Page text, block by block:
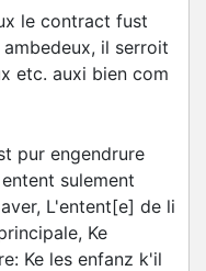
le contract fust
il serroit
etc. auxi bien com
pur engendrure
sulement
L'entent[e] de li
Ke
Ke les enfanz k'il